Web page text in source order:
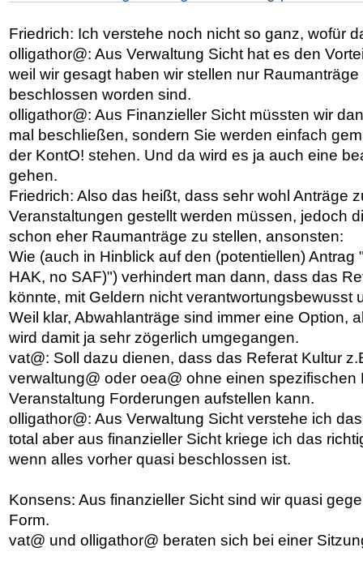
Friedrich: Ich verstehe noch nicht so ganz, wofür
olligathor@: Aus Verwaltung Sicht hat es den
weil wir gesagt haben wir stellen nur
beschlossen worden sind.
olligathor@: Aus Finanzieller Sicht müssten wir
mal beschließen, sondern Sie werden einfach
der KontO! stehen. Und da wird es ja auch eine
gehen.
Friedrich: Also das heißt, dass sehr wohl Anträge
Veranstaltungen gestellt werden müssen, jedoch
schon eher Raumanträge zu stellen, ansonsten:
Wie (auch in Hinblick auf den (potentiellen) Antrag
HAK, no SAF)") verhindert man dann, dass das
könnte, mit Geldern nicht verantwortungsbewusst
Weil klar, Abwahlanträge sind immer eine Option,
wird damit ja sehr zögerlich umgegangen.
vat@: Soll dazu dienen, dass das Referat Kultur
verwaltung@ oder oea@ ohne einen spezifischen
Veranstaltung Forderungen aufstellen kann.
olligathor@: Aus Verwaltung Sicht verstehe ich
total aber aus finanzieller Sicht kriege ich das
wenn alles vorher quasi beschlossen ist.
Konsens: Aus finanzieller Sicht sind wir quasi
Form.
vat@ und olligathor@ beraten sich bei einer